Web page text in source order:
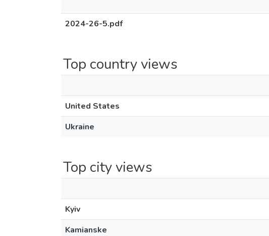
2024-26-5.pdf
Top country views
United States
Ukraine
Top city views
Kyiv
Kamianske